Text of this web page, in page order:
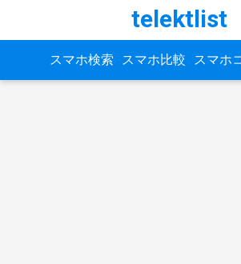
telektlist
スマホ検索 スマホ比較 スマホ